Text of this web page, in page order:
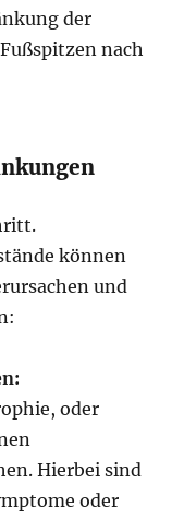
der
nach
können
und
oder
Hierbei sind
oder